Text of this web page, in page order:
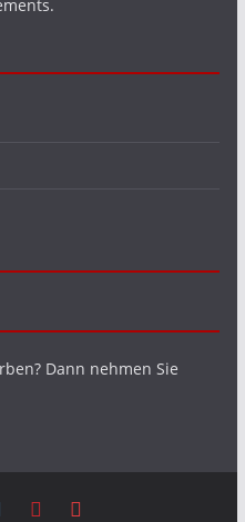
Dann nehmen Sie